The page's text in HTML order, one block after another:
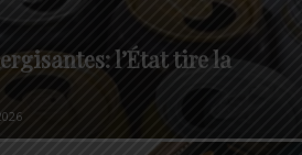
l’État tire la